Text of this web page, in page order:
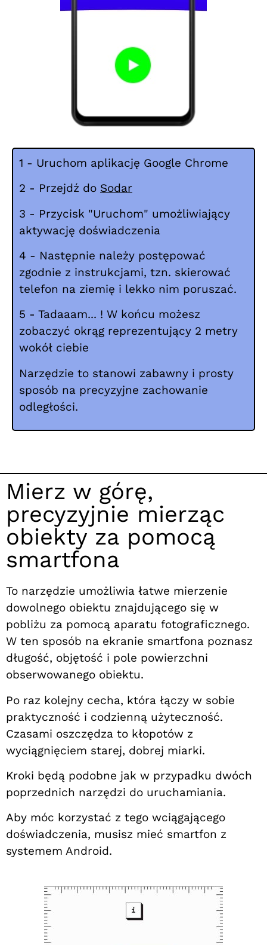
1 - Uruchom aplikację Google Chrome
2 - Przejdź do Sodar
3 - Przycisk "Uruchom" umożliwiający
aktywację doświadczenia
4 - Następnie należy postępować
zgodnie z instrukcjami, tzn. skierować
telefon na ziemię i lekko nim poruszać.
5 - Tadaaam... ! W końcu możesz
zobaczyć okrąg reprezentujący 2 metry
wokół ciebie
Narzędzie to stanowi zabawny i prosty
sposób na precyzyjne zachowanie
odległości.
Mierz w górę,
precyzyjnie mierząc
obiekty za pomocą
smartfona
To narzędzie umożliwia łatwe mierzenie
dowolnego obiektu znajdującego się w
pobliżu za pomocą aparatu fotograficznego.
W ten sposób na ekranie smartfona poznasz
długość, objętość i pole powierzchni
obserwowanego obiektu.
Po raz kolejny cecha, która łączy w sobie
praktyczność i codzienną użyteczność.
Czasami oszczędza to kłopotów z
wyciągnięciem starej, dobrej miarki.
Kroki będą podobne jak w przypadku dwóch
poprzednich narzędzi do uruchamiania.
Aby móc korzystać z tego wciągającego
doświadczenia, musisz mieć smartfon z
systemem Android.